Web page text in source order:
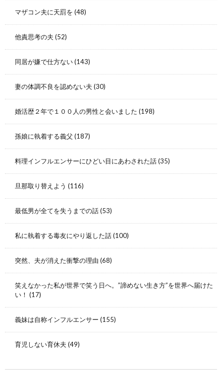
マザコン夫に天罰を (48)
他責思考の夫 (52)
同居が嫌で仕方ない(143)
妻の体調不良を認めない夫 (30)
婚活歴２年で１００人の男性と会いました (198)
孫娘に執着する義父 (187)
料理インフルエンサーにひどい目にあわされた話(35)
旦那取り替えよう (116)
最低男が全てを失うまでの話(53)
私に執着する毒友にやり返した話(100)
突然、夫が消えた衝撃の理由 (68)
笑えなかった私が世界で笑う日へ。”諦めない生き方”を世界へ届けた
い！ (17)
義妹は自称インフルエンサー (155)
育児しない育休夫 (49)